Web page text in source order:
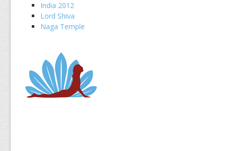
India 2012
Lord Shiva
Naga Temple